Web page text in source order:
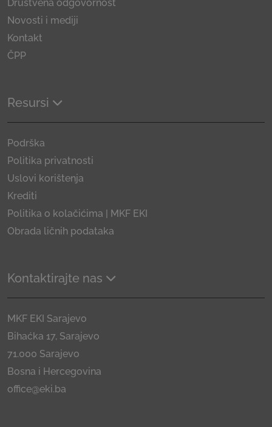
Društvena odgovornost
Novosti i mediji
Kontakt
ČPP
Resursi
Podrška
Politika privatnosti
Uslovi korištenja
Krediti
Politika o kolačićima | MKF EKI
Obrada ličnih podataka
Kontaktirajte nas
MKF EKI Sarajevo
Bihaćka 17, Sarajevo
71.000 Sarajevo
Bosna i Hercegovina
office@eki.ba